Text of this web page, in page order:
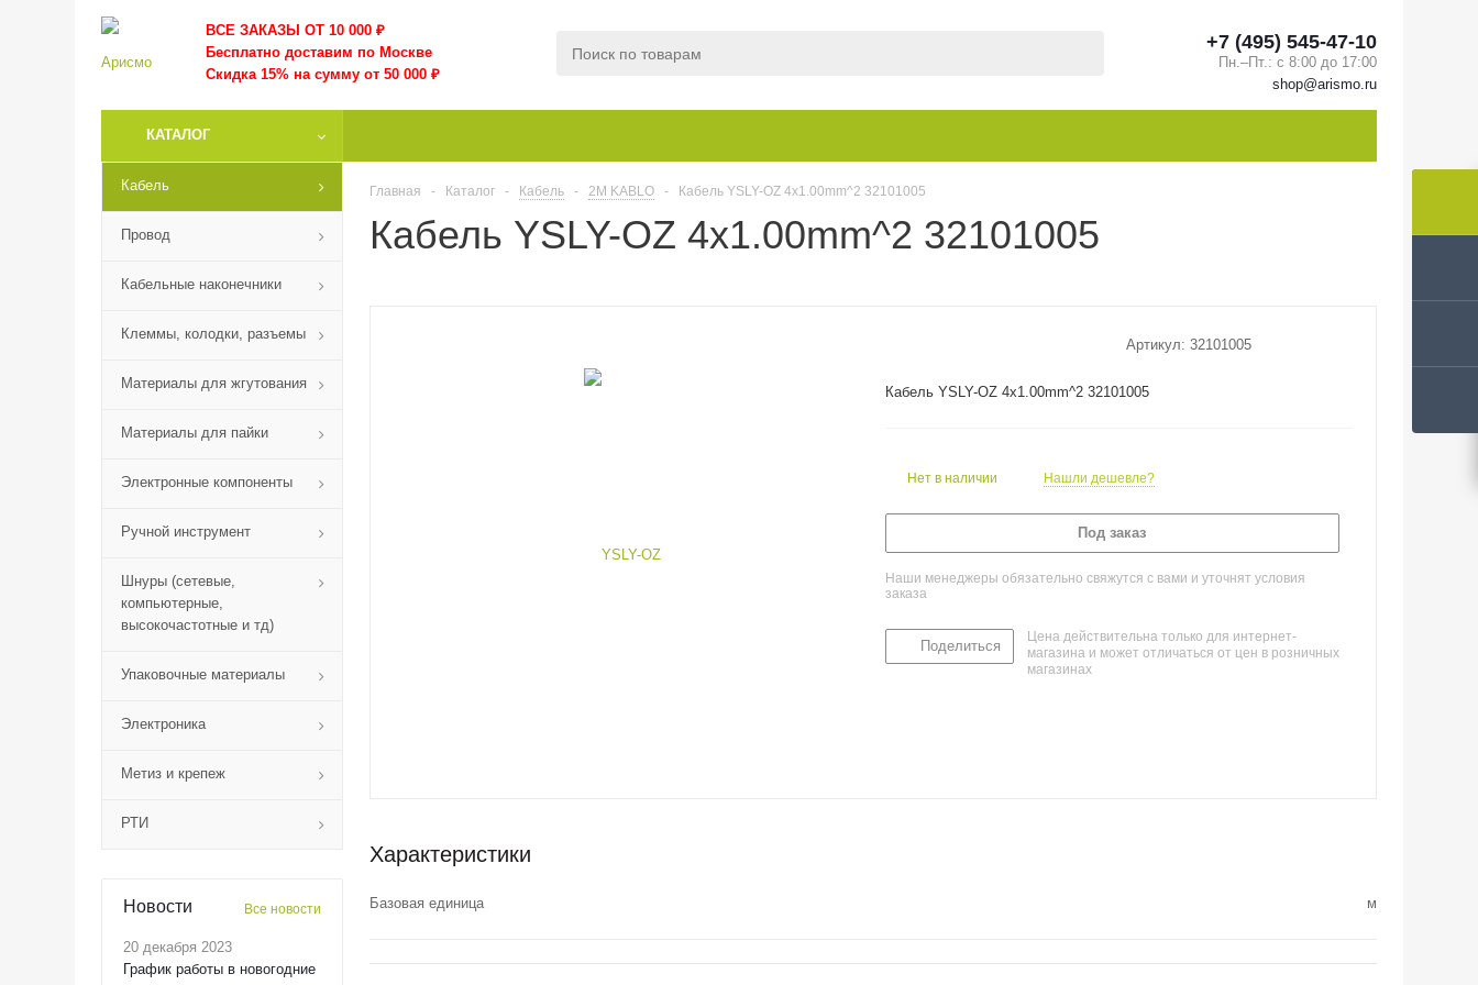
ВСЕ ЗАКАЗЫ ОТ 10 000 ₽
Бесплатно доставим по Москве
Скидка 15% на сумму от 50 000 ₽
+7 (495) 545-47-10
Пн.–Пт.: с 8:00 до 17:00
shop@arismo.ru
КАТАЛОГ
Кабель
Провод
Кабельные наконечники
Клеммы, колодки, разъемы
Материалы для жгутования
Материалы для пайки
Электронные компоненты
Ручной инструмент
Шнуры (сетевые,
компьютерные,
высокочастотные и тд)
Упаковочные материалы
Электроника
Метиз и крепеж
РТИ
Новости Все новости
20 декабря 2023
График работы в новогодние
Главная - Каталог - Кабель - 2M KABLO - Кабель YSLY-OZ 4x1.00mm^2 32101005
Кабель YSLY-OZ 4x1.00mm^2 32101005
Артикул: 32101005
Кабель YSLY-OZ 4x1.00mm^2 32101005
Нет в наличии Нашли дешевле?
Под заказ
Наши менеджеры обязательно свяжутся с вами и уточнят условия
заказа
Поделиться
Цена действительна только для интернет-
магазина и может отличаться от цен в розничных
магазинах
Характеристики
Базовая единица м